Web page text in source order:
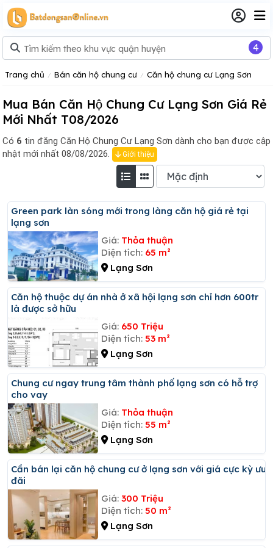
Trang chủ Bán căn hộ chung cư Căn hộ chung cư Lạng Sơn
Mua Bán Căn Hộ Chung Cư Lạng Sơn Giá Rẻ
Mới Nhất T08/2026
Có 6 tin đăng Căn Hộ Chung Cư Lạng Sơn dành cho bạn được cập
nhật mới nhất 08/08/2026.
Giới thiệu
Green park làn sóng mới trong làng căn hộ giá rẻ tại
lạng sơn
Giá: Thỏa thuận
Diện tích: 65 m²
Lạng Sơn
Căn hộ thuộc dự án nhà ở xã hội lạng sơn chỉ hơn 600tr
là được sở hữu
Giá: 650 Triệu
Diện tích: 53 m²
Lạng Sơn
Chung cư ngay trung tâm thành phố lạng sơn có hỗ trợ
cho vay
Giá: Thỏa thuận
Diện tích: 55 m²
Lạng Sơn
Cần bán lại căn hộ chung cư ở lạng sơn với giá cực kỳ ưu
đãi
Giá: 300 Triệu
Diện tích: 50 m²
Lạng Sơn
4